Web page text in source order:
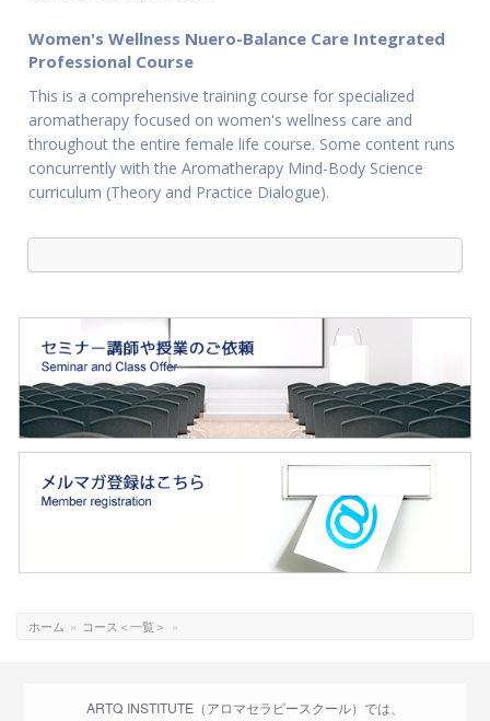
Women's Wellness Nuero-Balance Care Integrated
Professional Course
This is a comprehensive training course for specialized
aromatherapy focused on women's wellness care and
throughout the entire female life course. Some content runs
concurrently with the Aromatherapy Mind-Body Science
curriculum (Theory and Practice Dialogue).
ホーム » コース＜一覧＞ »
ARTQ INSTITUTE（アロマセラピースクール）では、